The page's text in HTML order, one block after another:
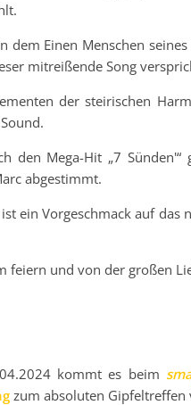
dem Einen Menschen
mitreißende Song
der steirischen
den Mega-Hit „7
abgestimmt.
ist ein Vorgeschmack auf das
feiern und von der großen
kommt es beim
zum absoluten Gipfeltreffen